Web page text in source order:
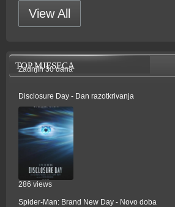
View All
TOP MJESECA
Zadnjih 30 dana
Disclosure Day - Dan razotkrivanja
286 views
Spider-Man: Brand New Day - Novo doba